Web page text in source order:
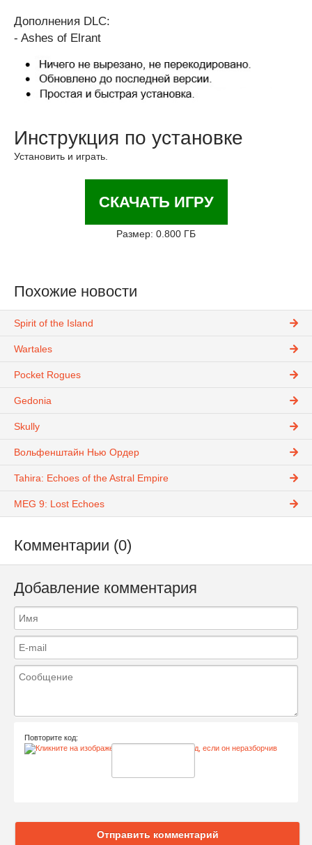
Дополнения DLC:
- Ashes of Elrant
Инструкция по установке
Установить и играть.
СКАЧАТЬ ИГРУ
Размер: 0.800 ГБ
Похожие новости
Spirit of the Island
Wartales
Pocket Rogues
Gedonia
Skully
Вольфенштайн Нью Ордер
Tahira: Echoes of the Astral Empire
MEG 9: Lost Echoes
Комментарии (0)
Добавление комментария
Повторите код:
Отправить комментарий